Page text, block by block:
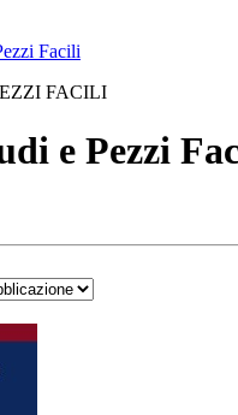
Facili
FACILI
e Pezzi